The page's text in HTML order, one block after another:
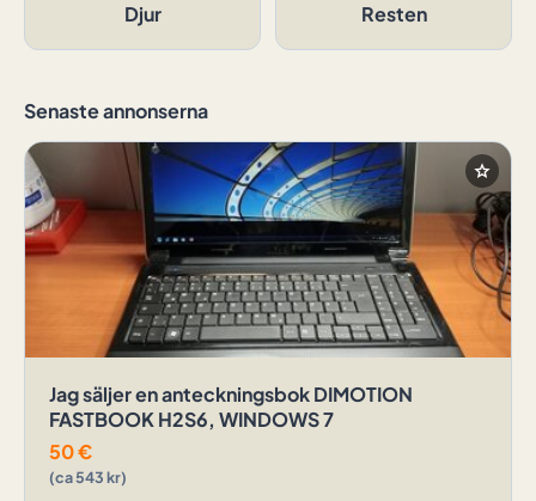
Djur Resten
Senaste annonserna
star
Jag säljer en anteckningsbok DIMOTION
FASTBOOK H2S6, WINDOWS 7
50€
(ca 543 kr)